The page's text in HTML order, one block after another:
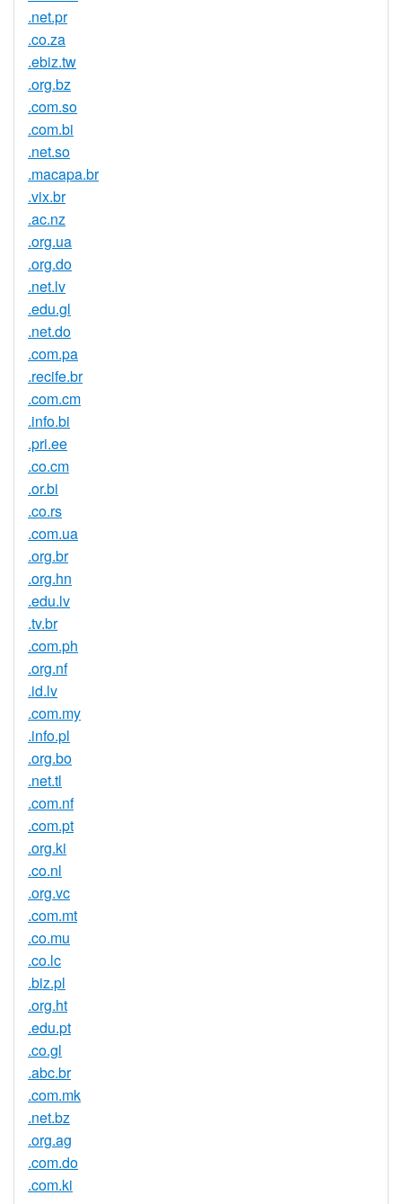
.net.pr
.co.za
.ebiz.tw
.org.bz
.com.so
.com.bi
.net.so
.macapa.br
.vix.br
.ac.nz
.org.ua
.org.do
.net.lv
.edu.gl
.net.do
.com.pa
.recife.br
.com.cm
.info.bi
.pri.ee
.co.cm
.or.bi
.co.rs
.com.ua
.org.br
.org.hn
.edu.lv
.tv.br
.com.ph
.org.nf
.id.lv
.com.my
.info.pl
.org.bo
.net.tl
.com.nf
.com.pt
.org.ki
.co.nl
.org.vc
.com.mt
.co.mu
.co.lc
.biz.pl
.org.ht
.edu.pt
.co.gl
.abc.br
.com.mk
.net.bz
.org.ag
.com.do
.com.ki